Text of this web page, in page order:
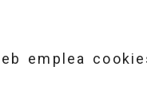
emplea